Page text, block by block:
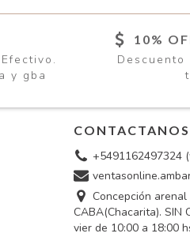
y gba
10%
CONTACTANOS
+5491162497324
Concepción
CABA(Chacarita). SIN
vier de 10:00 a 18:00